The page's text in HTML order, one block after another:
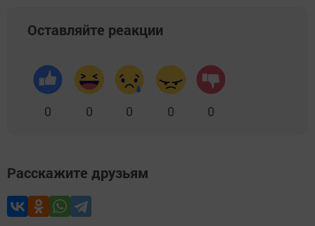
Оставляйте реакции
0 0 0 0 0
Расскажите друзьям